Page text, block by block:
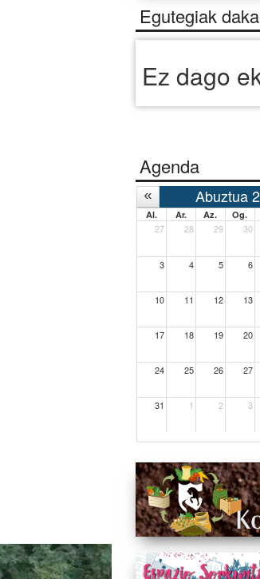
Egutegiak
Ez dago
Agenda
Abuztua
Al. Ar. Az. Og.
27 28 29 30
3 4 5 6
10 11 12 13
17 18 19 20
24 25 26 27
31 1 2 3